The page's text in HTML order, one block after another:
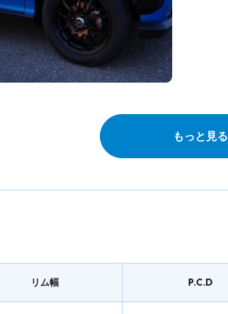
もっと見る
リム幅 P.C.D